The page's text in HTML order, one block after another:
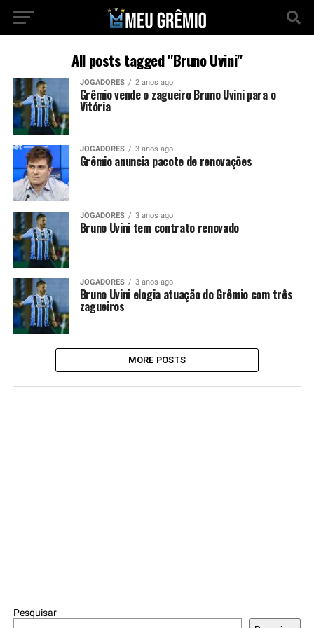
All posts tagged "Bruno Uvini"
JOGADORES 2 anos ago
Grêmio vende o zagueiro Bruno Uvini para o
Vitória
JOGADORES 3 anos ago
Grêmio anuncia pacote de renovações
JOGADORES 3 anos ago
Bruno Uvini tem contrato renovado
JOGADORES 3 anos ago
Bruno Uvini elogia atuação do Grêmio com três
zagueiros
MORE POSTS
Pesquisar